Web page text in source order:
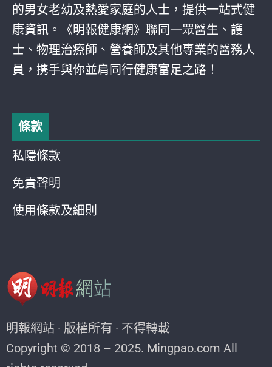
的男女老幼及熱愛家庭的人士，提供一站式健
康資訊。《明報健康網》聯同一眾醫生、護
士、物理治療師、營養師及其他專業的醫務人
員，携手與你並肩同行健康富足之路！
條款
私隱條款
免責聲明
使用條款及細則
明報網站 · 版權所有 · 不得轉載
Copyright © 2018 – 2025. Mingpao.com All